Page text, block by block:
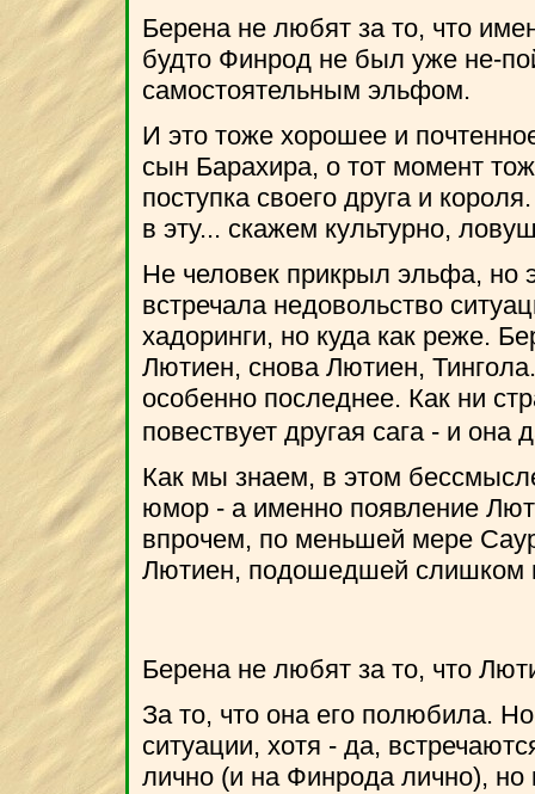
Берена не любят за то, что
будто Финрод не был уже не-
самостоятельным эльфом.
И это тоже хорошее и
сын Барахира, о тот момент
поступка своего друга и
в эту... скажем культурно,
Не человек прикрыл эльфа, но
встречала недовольство
хадоринги, но куда как реже.
Лютиен, снова Лютиен,
особенно последнее. Как ни
повествует другая сага - и она
Как мы знаем, в этом
юмор - а именно появление
впрочем, по меньшей мере
Лютиен, подошедшей слишком
Берена не любят за то, что
За то, что она его полюбила.
ситуации, хотя - да,
лично (и на Финрода лично),